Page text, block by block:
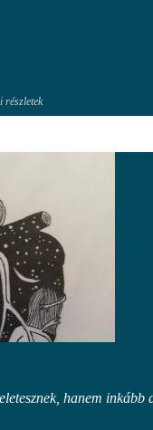
részletek
hanem inkább